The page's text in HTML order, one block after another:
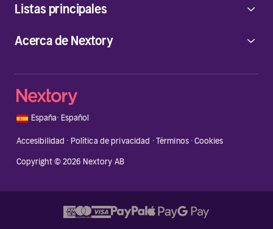
Acerca de Nextory
Listas principales
🇪🇸 España· Español
Accesibilidad · Política de privacidad ·Términos·Cookies
Copyright © 2026 Nextory AB